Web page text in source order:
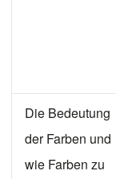
Die Bedeutung
der Farben und
wie Farben zu